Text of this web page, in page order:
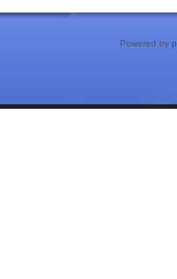
Powered by